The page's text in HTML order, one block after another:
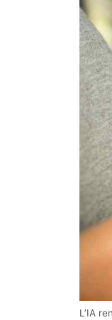
L’IA